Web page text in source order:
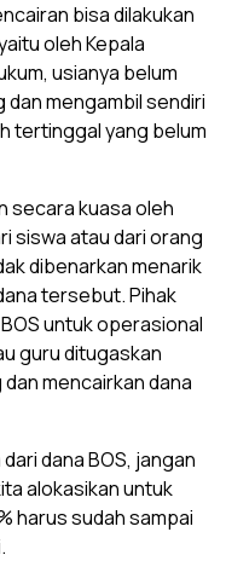
bisa dilakukan
oleh Kepala
usianya belum
dan mengambil sendiri
tertinggal yang belum
secara kuasa oleh
siswa atau dari orang
dibenarkan menarik
tersebut. Pihak
untuk operasional
guru ditugaskan
mencairkan dana
dana BOS, jangan
alokasikan untuk
harus sudah sampai